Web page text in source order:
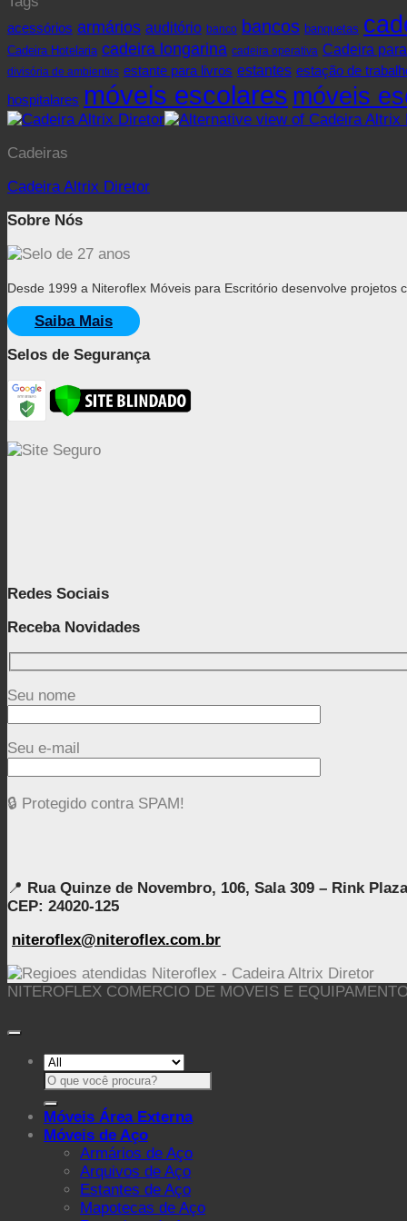
acessórios armários auditório banco bancos banquetas
Cadeira Hotelaria cadeira longarina cadeira operativa Cadeira
divisória de ambientes estante para livros estantes estação de
hospitalares móveis escolares móveis
Cadeiras
Cadeira Altrix Diretor
Sobre Nós
Desde 1999 a Niteroflex Móveis para Escritório desenvolve
Saiba Mais
Selos de Segurança
Redes Sociais
Receba Novidades
Seu nome
Seu e-mail
🔒 Protegido contra SPAM!
📍 Rua Quinze de Novembro, 106, Sala 309 – Rink
CEP: 24020-125
niteroflex@niteroflex.com.br
NITEROFLEX COMERCIO DE MOVEIS E
Pesquisar
Móveis Área Externa
Móveis de Aço
Armários de Aço
Arquivos de Aço
Estantes de Aço
Mapotecas de Aço